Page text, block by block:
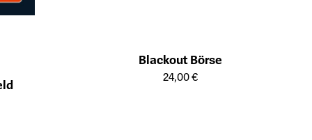
Blackout Börse
Öffnet die Detailseite des Produkts
24,00 €